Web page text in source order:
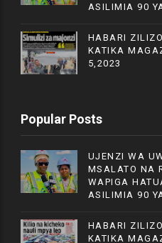
ASILIMIA 90
HABARI
KATIKA
5,2023
Popular Posts
UJENZI WA
MSALATO NA
WAPIGA
ASILIMIA 90
HABARI
KATIKA